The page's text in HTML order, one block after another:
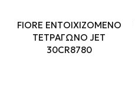
FIORE ΕΝΤΟΙΧΙΖΟΜΕΝΟ
ΤΕΤΡΑΓΩΝΟ JET
30CR8780